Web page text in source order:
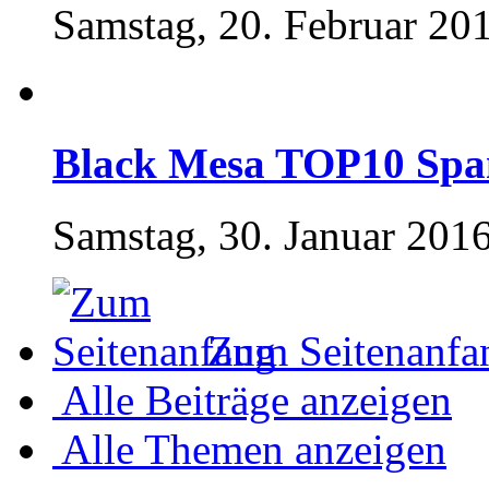
Samstag, 20. Februar
Black Mesa TOP10
Samstag, 30. Januar
Zum
Alle Beiträge anzeigen
Alle Themen anzeigen